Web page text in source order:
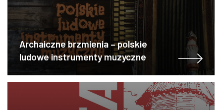
Archaiczne brzmienia – polskie
ludowe instrumenty muzyczne